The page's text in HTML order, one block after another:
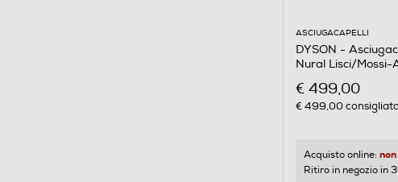
ASCIUGACAPELLI
DYSON -
Nural Lisci/Mossi-
€ 499,00
€ 499,00
Acquisto online:
Ritiro in negozio in